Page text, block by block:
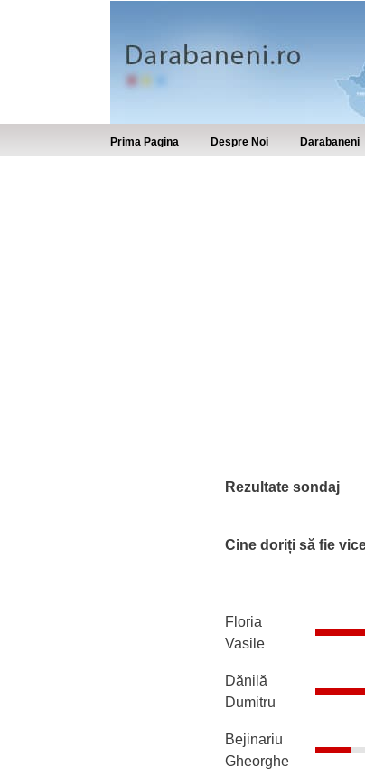
Prima Pagina Despre Noi Darabaneni
Rezultate sondaj
Cine doriți să fie
Floria
Vasile
Dănilă
Dumitru
Bejinariu
Gheorghe